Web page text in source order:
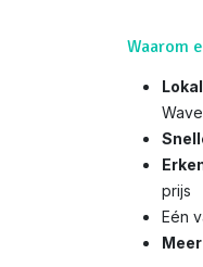
Waarom
prijs
Eén